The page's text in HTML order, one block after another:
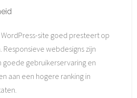
site goed presteert op
webdesigns zijn
goede gebruikerservaring en
aan een hogere ranking in